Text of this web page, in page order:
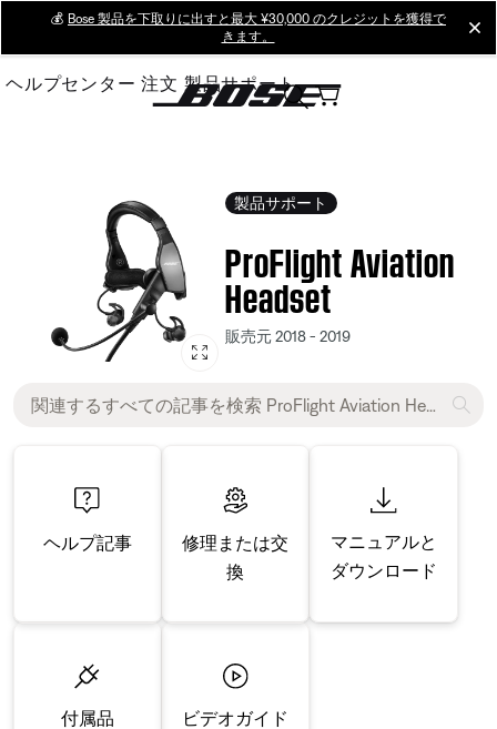
Main
💰 Bose 製品を下取りに出すと最大 ¥30,000 のクレジットを獲得で
きます。
ヘルプセンター 注文 製品サポート
製品サポート
ProFlight Aviation
Headset
販売元 2018 - 2019
ヘルプ記事
修理または交
換
マニュアルと
ダウンロード
付属品
ビデオガイド